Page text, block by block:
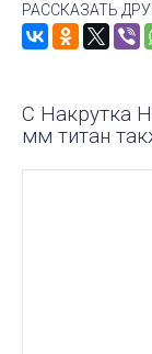
РАССКАЗАТЬ
С Накрутка
мм титан